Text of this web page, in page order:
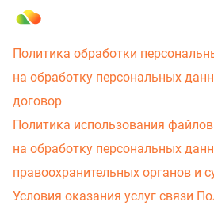
Политика обработки
на обработку персональных
договор
Политика использования
на обработку персональных
правоохранительных органов и
Условия оказания услуг связи